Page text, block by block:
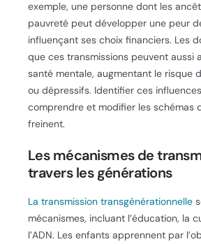
exemple, une personne dont les
pauvreté peut développer une peur
influençant ses choix financiers. Les
que ces transmissions peuvent aussi
santé mentale, augmentant le risque
ou dépressifs. Identifier ces
comprendre et modifier les schémas
freinent.
Les mécanismes de
travers les générations
La transmission transgénérationnelle
mécanismes, incluant l’éducation, la
l’ADN. Les enfants apprennent par